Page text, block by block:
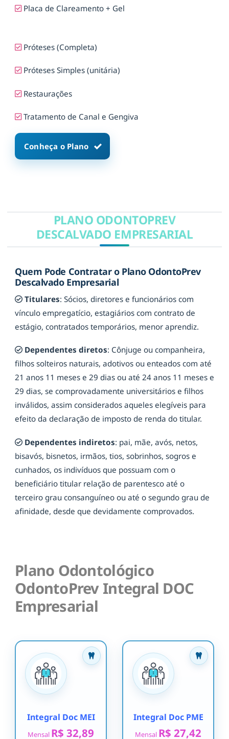
Placa de Clareamento + Gel
Próteses (Completa)
Próteses Simples (unitária)
Restaurações
Tratamento de Canal e Gengiva
Conheça o Plano
PLANO ODONTOPREV
DESCALVADO EMPRESARIAL
Quem Pode Contratar o Plano OdontoPrev
Descalvado Empresarial
Titulares: Sócios, diretores e funcionários com
vínculo empregatício, estagiários com contrato de
estágio, contratados temporários, menor aprendiz.
Dependentes diretos: Cônjuge ou companheira,
filhos solteiros naturais, adotivos ou enteados com até
21 anos 11 meses e 29 dias ou até 24 anos 11 meses e
29 dias, se comprovadamente universitários e filhos
inválidos, assim considerados aqueles elegíveis para
efeito da declaração de imposto de renda do titular.
Dependentes indiretos: pai, mãe, avós, netos,
bisavós, bisnetos, irmãos, tios, sobrinhos, sogros e
cunhados, os indivíduos que possuam com o
beneficiário titular relação de parentesco até o
terceiro grau consanguíneo ou até o segundo grau de
afinidade, desde que devidamente comprovados.
Plano Odontológico
OdontoPrev Integral DOC
Empresarial
Integral Doc MEI
Mensal R$ 32,89
Integral Doc PME
Mensal R$ 27,42